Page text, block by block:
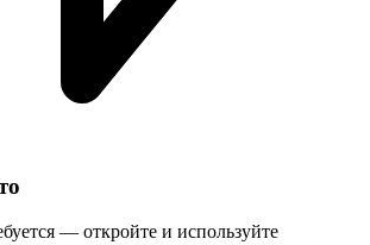
— откройте и используйте